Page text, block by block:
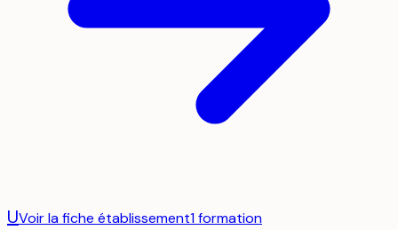
UVoir la fiche établissement1formation